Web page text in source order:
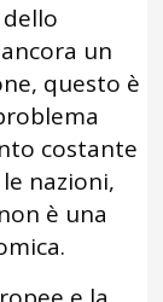
dello
un
questo è
costante
nazioni,
è una